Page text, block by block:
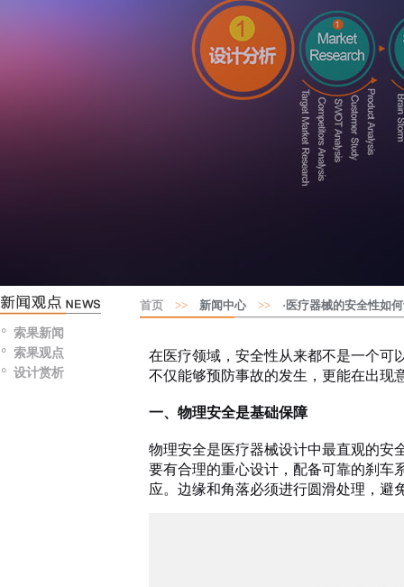
索果新闻
索果观点
设计赏析
首页 >> 新闻中心 >> ·医疗器械的安全性如
在医疗领域，安全性从来都不是一个可
不仅能够预防事故的发生，更能在出现
一、物理安全是基础保障
物理安全是医疗器械设计中最直观的安
要有合理的重心设计，配备可靠的刹车
应。边缘和角落必须进行圆滑处理，避